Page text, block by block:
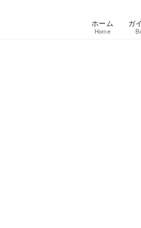
ホーム
Home
ガ